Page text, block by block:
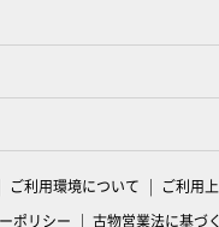
ご利用環境について
ご利用
ポリシー
古物営業法に基づ